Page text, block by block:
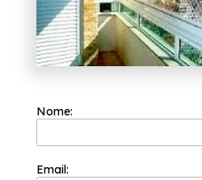
Nome:
Email: